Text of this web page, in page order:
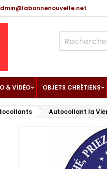
& VIDÉO OBJETS CHRÉTIENS
Autocollant la